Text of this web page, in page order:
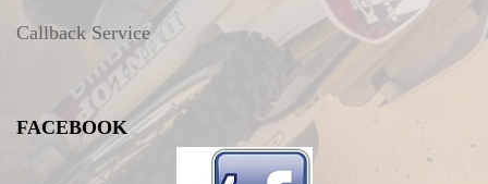
Callback Service
FACEBOOK